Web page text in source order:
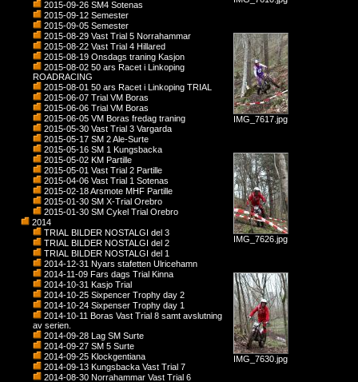
2015-09-26 SM4 Sotenas
2015-09-12 Semester
2015-09-05 Semester
2015-08-29 Vast Trial 5 Norrahammar
2015-08-22 Vast Trial 4 Hillared
2015-08-19 Onsdags traning Kasjon
2015-08-02 50 ars Racet i Linkoping
ROADRACING
2015-08-01 50 ars Racet i Linkoping TRIAL
2015-06-07 Trial VM Boras
2015-06-06 Trial VM Boras
2015-06-05 VM Boras fredag traning
2015-05-30 Vast Trial 3 Vargarda
2015-05-17 SM 2 Ale-Surte
2015-05-16 SM 1 Kungsbacka
2015-05-02 KM Partille
2015-05-01 Vast Trial 2 Partille
2015-04-06 Vast Trial 1 Sotenas
2015-02-18 Arsmote MHF Partille
2015-01-30 SM X-Trial Orebro
2015-01-30 SM Cykel Trial Orebro
2014
TRIAL BILDER NOSTALGI del 3
TRIAL BILDER NOSTALGI del 2
TRIAL BILDER NOSTALGI del 1
2014-12-31 Nyars stafetten Ulricehamn
2014-11-09 Fars dags Trial Kinna
2014-10-31 Kasjo Trial
2014-10-25 Sixpencer Trophy day 2
2014-10-24 Sixpenser Trophy day 1
2014-10-11 Boras Vast Trial 8 samt avslutning
av serien.
2014-09-28 Lag SM Surte
2014-09-27 SM 5 Surte
2014-09-25 Klockgentiana
2014-09-13 Kungsbacka Vast Trial 7
2014-08-30 Norrahammar Vast Trial 6
IMG_7617.jpg
IMG_7626.jpg
IMG_7630.jpg